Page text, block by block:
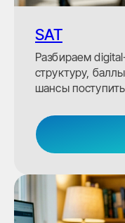
SAT
Разбираем
структуру,
шансы